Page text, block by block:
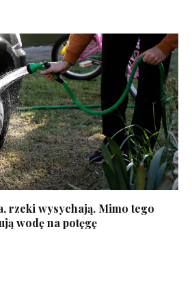
rzeki wysychają. Mimo tego
wodę na potęgę